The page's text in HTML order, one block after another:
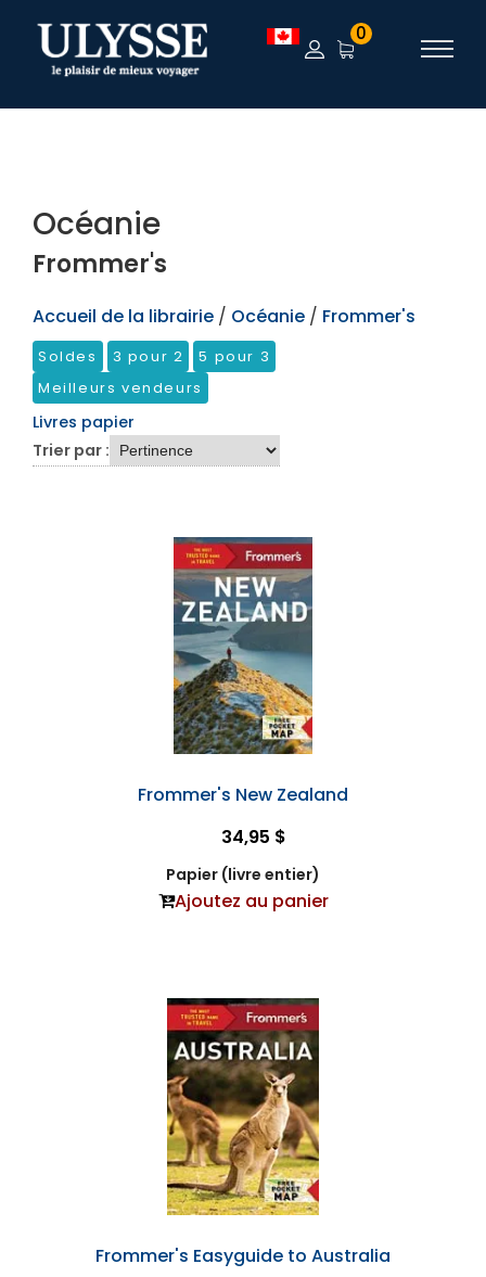
TEST 0
Océanie
Frommer's
Accueil de la librairie / Océanie / Frommer's
Soldes 3 pour 2
5 pour 3
Meilleurs vendeurs
Livres papier
Trier par :
Frommer's New Zealand
34,95 $
Papier (livre entier)
Ajoutez au panier
Frommer's Easyguide to Australia